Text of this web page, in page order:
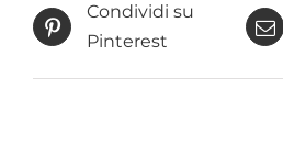
Condividi su
Pinterest